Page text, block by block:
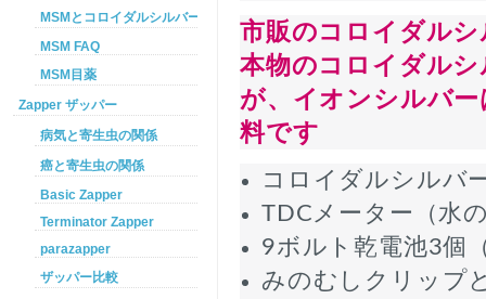
市販のコロイダル
本物のコロイダル
が、イオンシルバ
料です
コロイダルシルバ
TDCメーター（水
9ボルト乾電池3個
みのむしクリップ
MSMとコロイダルシルバーを使った癌プロトコル
MSM FAQ
MSM目薬
Zapper ザッパー
病気と寄生虫の関係
癌と寄生虫の関係
Basic Zapper
Terminator Zapper
parazapper
ザッパー比較